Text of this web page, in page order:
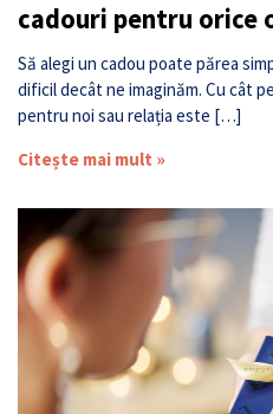
cadouri pentru orice
Să alegi un cadou poate părea
dificil decât ne imaginăm. Cu cât
pentru noi sau relația este […]
Citește mai mult »